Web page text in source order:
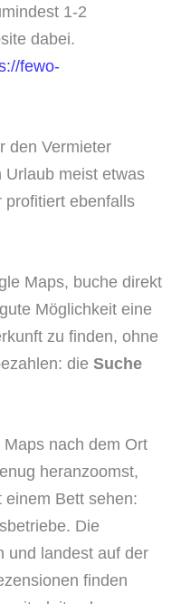
1-2
dabei.
fewo-
den Vermieter
Urlaub meist etwas
profitiert ebenfalls
Maps, buche direkt
Möglichkeit eine
zu finden, ohne
die Suche
nach dem Ort
heranzoomst,
Bett sehen:
Die
und landest auf der
finden